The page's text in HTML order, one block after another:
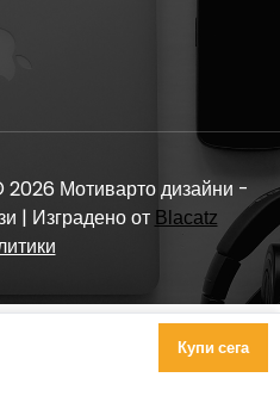
2026 Мотиварто дизайни -
| Изградено от Blacatz
Купи сега